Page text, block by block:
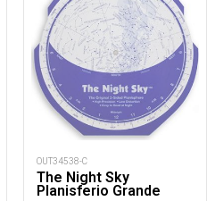
OUT34538-C
The Night Sky
Planisferio Grande